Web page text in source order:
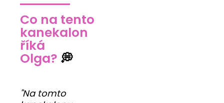
Co na tento
kanekalon
říká
Olga? 💭
"Na tomto